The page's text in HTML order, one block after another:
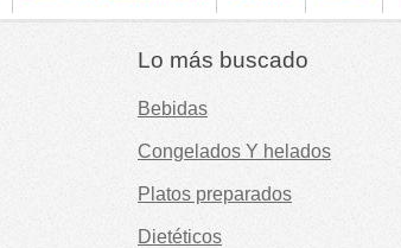
Lo más buscado
Bebidas
Congelados Y helados
Platos preparados
Dietéticos